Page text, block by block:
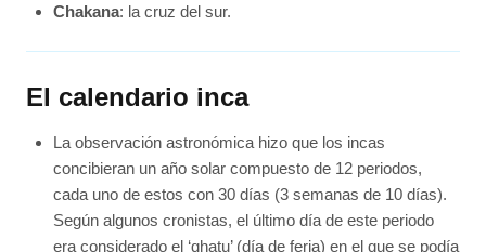
Chakana: la cruz del sur.
El calendario inca
La observación astronómica hizo que los incas
concibieran un año solar compuesto de 12 periodos,
cada uno de estos con 30 días (3 semanas de 10 días).
Según algunos cronistas, el último día de este periodo
era considerado el ‘qhatu’ (día de feria) en el que se podía